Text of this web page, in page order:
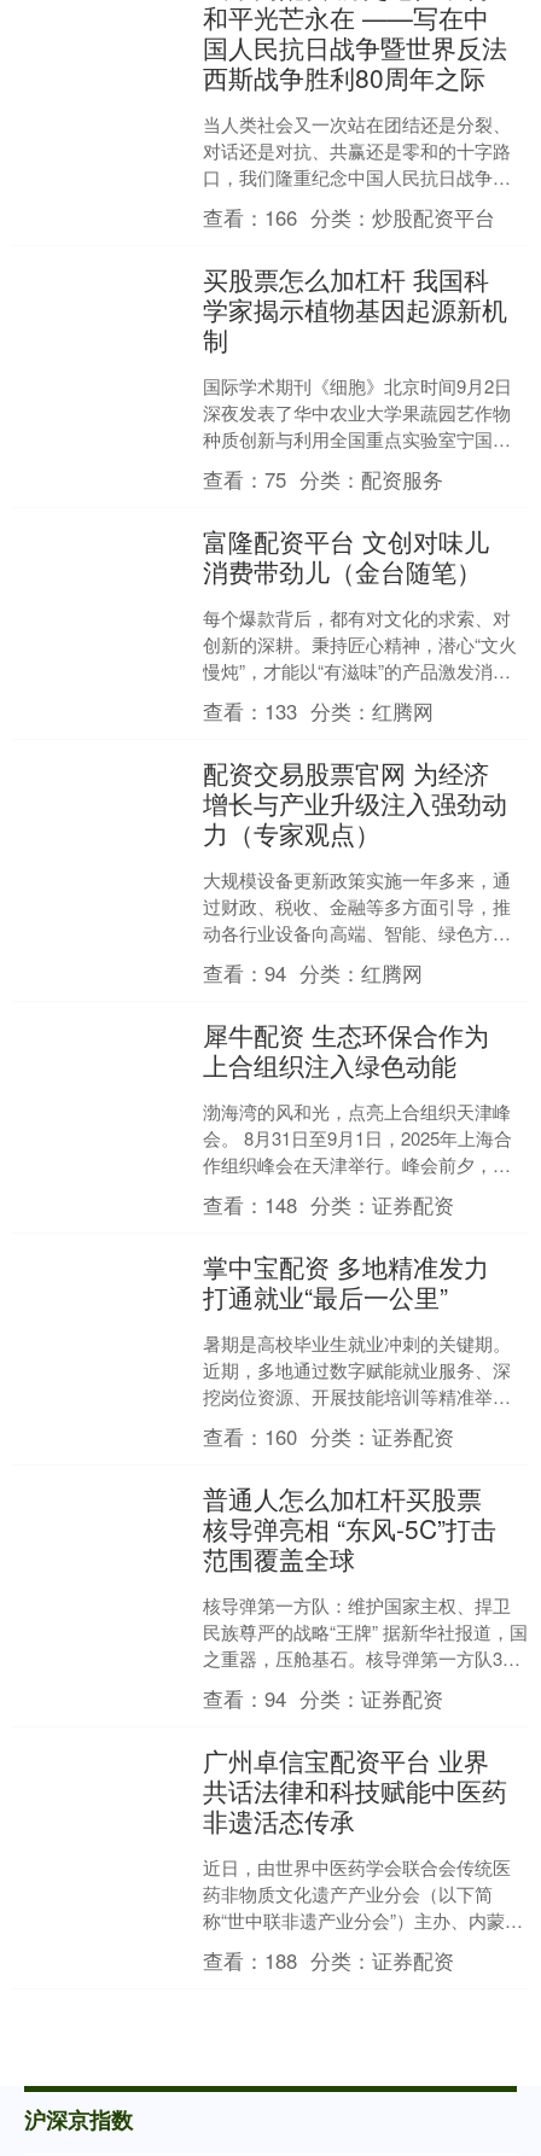
和平光芒永在 ——写在中
国人民抗日战争暨世界反法
西斯战争胜利80周年之际
当人类社会又一次站在团结还是分裂、
对话还是对抗、共赢还是零和的十字路
口，我们隆重纪念中国人民抗日战争暨
世界反法西斯战争的伟大胜利，向世界
展示捍卫正义的力量，倡议....
查看： 166 分类：炒股配资平台
买股票怎么加杠杆 我国科
学家揭示植物基因起源新机
制
国际学术期刊《细胞》北京时间9月2日
深夜发表了华中农业大学果蔬园艺作物
种质创新与利用全国重点实验室宁国贵
教授团队题为“A de novo originated ....
查看：75 分类：配资服务
富隆配资平台 文创对味儿
消费带劲儿（金台随笔）
每个爆款背后，都有对文化的求索、对
创新的深耕。秉持匠心精神，潜心“文火
慢炖”，才能以“有滋味”的产品激发消费
热情 从“逛博物馆顺便看看文创”，到“逛
完博物馆记得....
查看： 133 分类：红腾网
配资交易股票官网 为经济
增长与产业升级注入强劲动
力（专家观点）
大规模设备更新政策实施一年多来，通
过财政、税收、金融等多方面引导，推
动各行业设备向高端、智能、绿色方向
更新升级。这不仅是应对当前经济形势
的重要举措，更为培育和发....
查看：94 分类：红腾网
犀牛配资 生态环保合作为
上合组织注入绿色动能
渤海湾的风和光，点亮上合组织天津峰
会。 8月31日至9月1日，2025年上海合
作组织峰会在天津举行。峰会前夕，在
天津市绿电绿证服务中心协助下，上合
组织天津峰会场....
查看： 148 分类：证券配资
掌中宝配资 多地精准发力
打通就业“最后一公里”
暑期是高校毕业生就业冲刺的关键期。
近期，多地通过数字赋能就业服务、深
挖岗位资源、开展技能培训等精准举
措，抢抓冲刺关键期，全力打通就业“最
后一公里”。 “大学毕业....
查看： 160 分类：证券配资
普通人怎么加杠杆买股票
核导弹亮相 “东风-5C”打击
范围覆盖全球
核导弹第一方队：维护国家主权、捍卫
民族尊严的战略“王牌” 据新华社报道，国
之重器，压舱基石。核导弹第一方队3日
上午震撼登场，接受祖国和人民检阅。
受阅的“惊雷-....
查看：94 分类：证券配资
广州卓信宝配资平台 业界
共话法律和科技赋能中医药
非遗活态传承
近日，由世界中医药学会联合会传统医
药非物质文化遗产产业分会（以下简
称“世中联非遗产业分会”）主办、内蒙古
鸿茅药业有限责任公司（以下简称“鸿茅
药业”）承办的“让老....
查看： 188 分类：证券配资
沪深京指数